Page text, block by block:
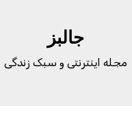
جالبز
مجله اینترنتی و سبک زندگی